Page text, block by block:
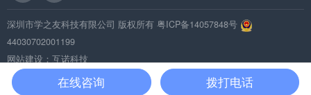
深圳市学之友科技有限公司 版权所有 粤ICP备14057848号
44030702001199
网站建设：互诺科技
在线咨询 拨打电话